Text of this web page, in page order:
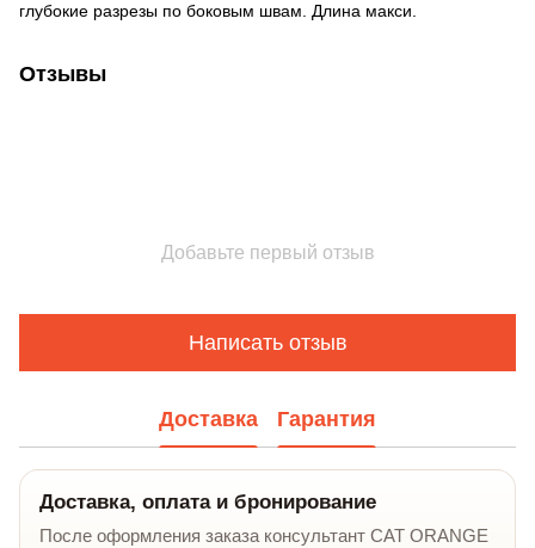
глубокие разрезы по боковым швам. Длина макси.
Отзывы
Добавьте первый отзыв
Написать отзыв
Доставка Гарантия
Доставка, оплата и бронирование
После оформления заказа консультант CAT ORANGE